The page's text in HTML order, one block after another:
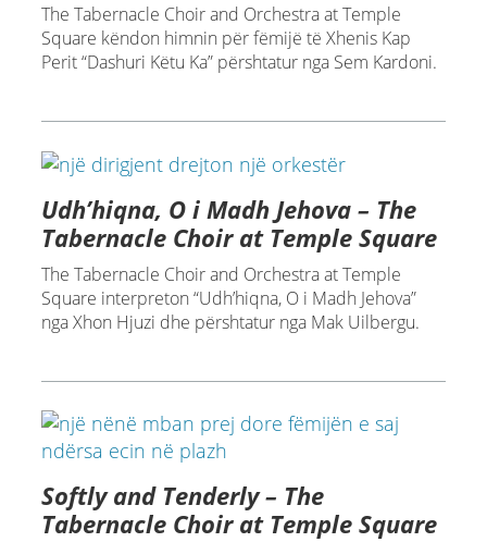
The Tabernacle Choir and Orchestra at Temple
Square këndon himnin për fëmijë të Xhenis Kap
Perit “Dashuri Këtu Ka” përshtatur nga Sem Kardoni.
Udh’hiqna, O i Madh Jehova – The
Tabernacle Choir at Temple Square
The Tabernacle Choir and Orchestra at Temple
Square interpreton “Udh’hiqna, O i Madh Jehova”
nga Xhon Hjuzi dhe përshtatur nga Mak Uilbergu.
Softly and Tenderly – The
Tabernacle Choir at Temple Square